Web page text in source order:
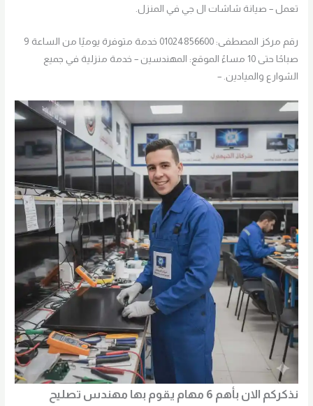
تعمل – صيانة شاشات ال جي في المنزل.
رقم مركز المصطفى: 01024856600 خدمة متوفرة يوميًا من الساعة 9
صباحًا حتى 10 مساءً الموقع: المهندسين – خدمة منزلية في جميع
الشوارع والميادين. –
نذكركم الان بأهم 6 مهام يقوم بها مهندس تصليح